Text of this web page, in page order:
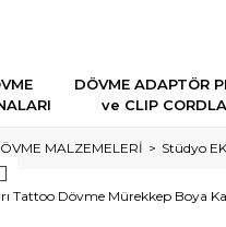
DÖVME ADAPTÖR
ve CLIP
MALZEMELERİ Stüdyo